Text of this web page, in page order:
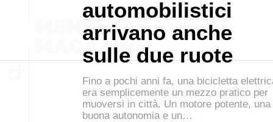
automobilistici
arrivano anche
sulle due ruote
Fino a pochi anni fa, una bicicletta
era semplicemente un mezzo pratico per
muoversi in città. Un motore potente, una
buona autonomia e un…